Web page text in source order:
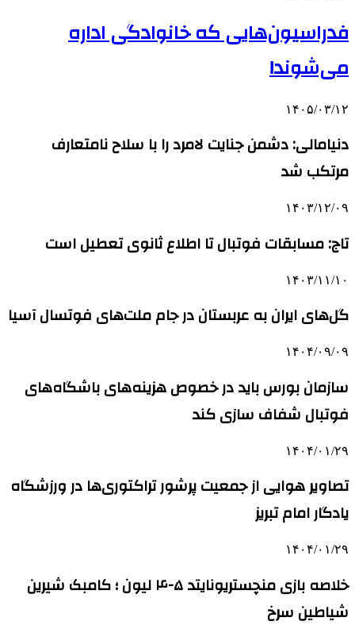
فدراسیون‌هایی که خانوادگی اداره
می‌شوند!
۱۴۰۵/۰۳/۱۲
دنیامالی: دشمن جنایت لامرد را با سلاح نامتعارف
مرتکب شد
۱۴۰۳/۱۲/۰۹
تاج: مسابقات فوتبال تا اطلاع ثانوی تعطیل است
۱۴۰۳/۱۱/۱۰
گل‌های ایران به عربستان در جام ملت‌های فوتسال آسیا
۱۴۰۴/۰۹/۰۹
سازمان بورس باید در خصوص هزینه‌های باشگاه‌های
فوتبال شفاف سازی کند
۱۴۰۴/۰۱/۲۹
تصاویر هوایی از جمعیت پرشور تراکتوری‌ها در ورزشگاه
یادگار امام تبریز
۱۴۰۴/۰۱/۲۹
خلاصه بازی منچستریونایتد ۵-۴ لیون ؛ کامبک شیرین
شیاطین سرخ